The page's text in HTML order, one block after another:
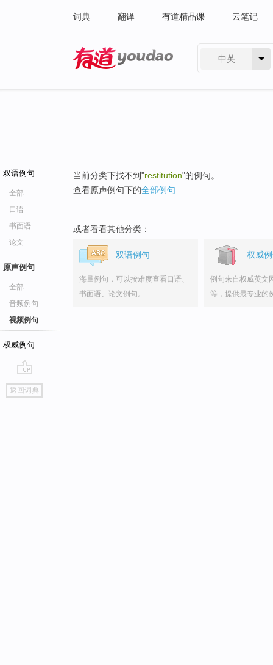
词典 翻译 有道精品课 云笔记
中英
双语例句
全部
口语
书面语
论文
原声例句
全部
音频例句
视频例句
权威例句
go
top
返回词典
当前分类下找不到"restitution"的例句。
查看原声例句下的全部例句
或者看看其他分类：
双语例句
海量例句，可以按难度查看口语、
书面语、论文例句。
权威
例句来自权威英文
等，提供最专业的